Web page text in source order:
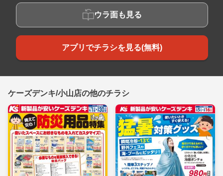
ウラ面も見る
アプリでチラシを見る(無料)
ケーズデンキ/小山店の他のチラシ